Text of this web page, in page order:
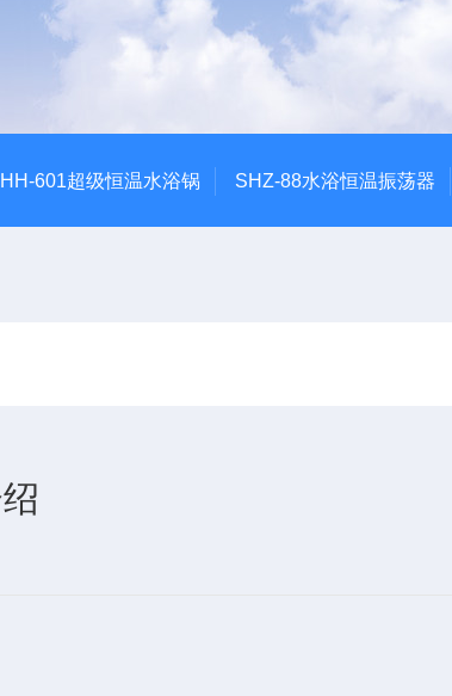
HH-601超级恒温水浴锅 SHZ-88水浴恒温振荡器